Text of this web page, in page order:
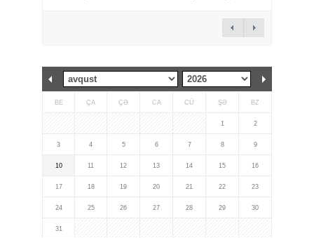
BE ÇA ÇƏ CA CÜ ŞƏ BZ
1 2
3 4 5 6 7 8 9
10 11 12 13 14 15 16
17 18 19 20 21 22 23
24 25 26 27 28 29 30
31